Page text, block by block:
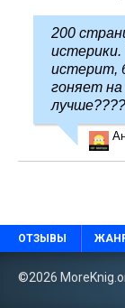
200
истерики.
истерит,
гоняет на
ОТЗЫВЫ
©2026